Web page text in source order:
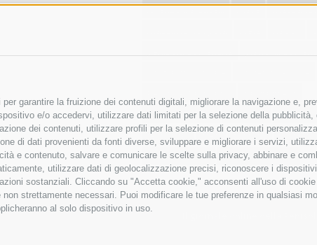
garantire la fruizione dei contenuti digitali, migliorare la navigazione e,
e/o accedervi, utilizzare dati limitati per la selezione della pubblicità,
dei contenuti, utilizzare profili per la selezione di contenuti
di dati provenienti da fonti diverse, sviluppare e migliorare i servizi,
e contenuto, salvare e comunicare le scelte sulla privacy, abbinare e
utilizzare dati di geolocalizzazione precisi, riconoscere i
sostanziali. Cliccando su "Accetta cookie," acconsenti all'uso di
strettamente necessari. Puoi modificare le tue preferenze in qualsiasi
al solo dispositivo in uso.
lorenzo balducelli
mare
massa
sindaco cuomo
sorrento
studenti
temporali
treni turismo
Vico
villa fiorentino
vincenzo de luca